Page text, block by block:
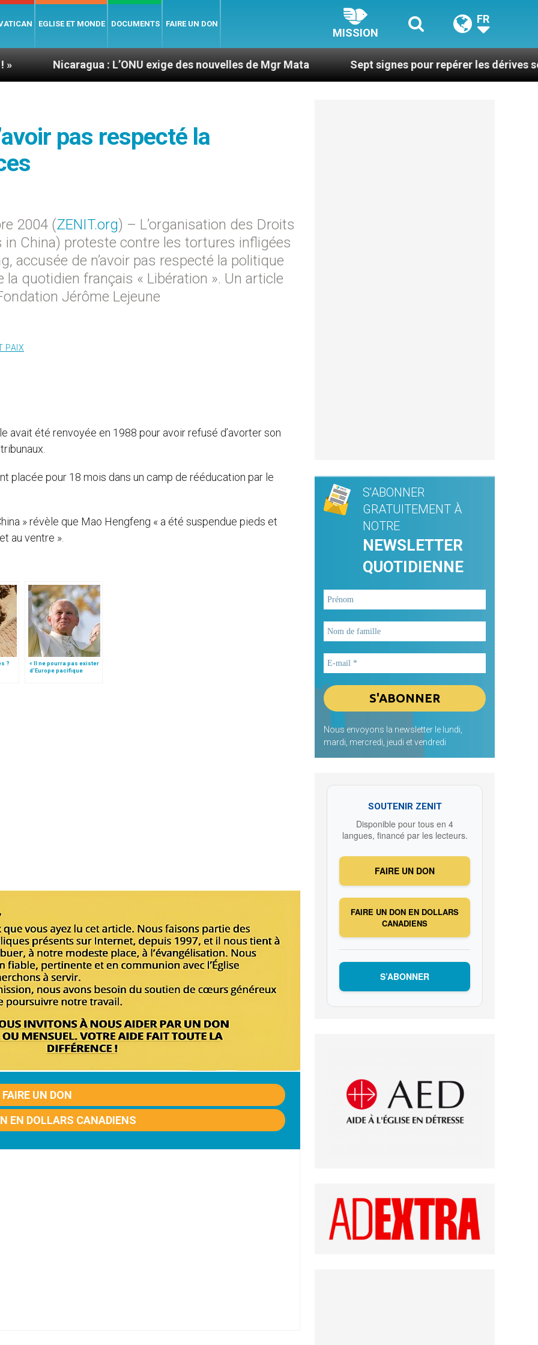
EGLISE ET MONDE DOCUMENTS FAIRE UN DON
MISSION
FR
: L’ONU exige des nouvelles de Mgr Mata Sept signes pour repérer les dérives sectaires du
pas respecté la
2004 (ZENIT.org) – L’organisation des Droits
in China) proteste contre les tortures infligées
accusée de n’avoir pas respecté la politique
quotidien français « Libération ». Un article
Jérôme Lejeune
PAIX
avait été renvoyée en 1988 pour avoir refusé d’avorter son
placée pour 18 mois dans un camp de rééducation par le
» révèle que Mao Hengfeng « a été suspendue pieds et
au ventre ».
?
« Il ne pourra pas exister
d’Europe pacifique
FAIRE UN DON
EN DOLLARS CANADIENS
S'ABONNER
GRATUITEMENT À
NOTRE
NEWSLETTER
QUOTIDIENNE
Nous envoyons la newsletter le lundi,
mardi, mercredi, jeudi et vendredi
SOUTENIR ZENIT
Disponible pour tous en 4
langues, financé par les lecteurs.
FAIRE UN DON
FAIRE UN DON EN DOLLARS
CANADIENS
S’ABONNER